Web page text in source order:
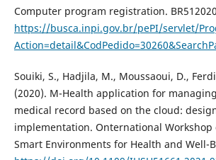
Computer program registration.
https://busca.inpi.gov.br/pePI/servlet/
Souiki, S., Hadjila, M., Moussaoui, D.,
(2020). M-Health application for
medical record based on the cloud:
implementation. Onternational Workshop
Smart Environments for Health and Well-